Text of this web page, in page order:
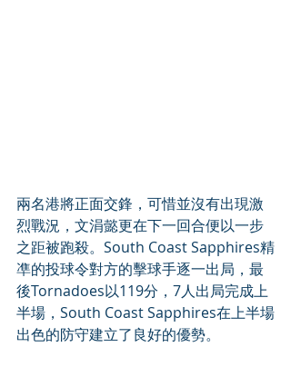
兩名港將正面交鋒，可惜並沒有出現激
烈戰況，文涓懿更在下一回合便以一步
之距被跑殺。South Coast Sapphires精
凖的投球令對方的擊球手逐一出局，最
後Tornadoes以119分，7人出局完成上
半場，South Coast Sapphires在上半場
出色的防守建立了良好的優勢。